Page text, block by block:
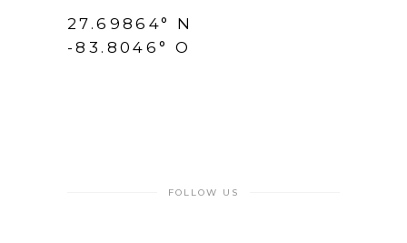
27.69864° N
-83.8046° O
FOLLOW US